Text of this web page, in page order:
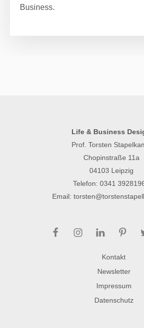
Business.
Life & Business
Prof. Torsten
Chopinstraße 11a
04103 Leipzig
Telefon: 0341
Email:
FacebookInstagram
LinkedIn
Kontakt
Newsletter
Impressum
Datenschutz